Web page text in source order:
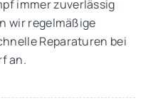
immer zuverlässig
wir regelmäßige
Reparaturen bei
an.